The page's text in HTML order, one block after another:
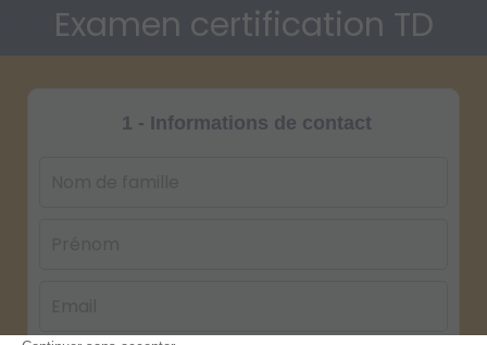
Examen certification TD
1 - Informations de contact